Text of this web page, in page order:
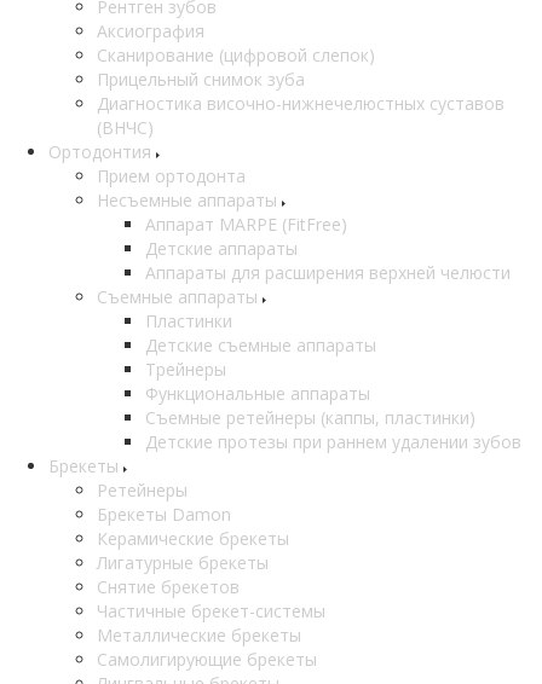
Рентген зубов
Аксиография
Сканирование (цифровой слепок)
Прицельный снимок зуба
Диагностика височно-нижнечелюстных суставов
(ВНЧС)
Ортодонтия
Прием ортодонта
Несъемные аппараты
Аппарат MARPE (FitFree)
Детские аппараты
Аппараты для расширения верхней челюсти
Съемные аппараты
Пластинки
Детские съемные аппараты
Трейнеры
Функциональные аппараты
Съемные ретейнеры (каппы, пластинки)
Детские протезы при раннем удалении зубов
Брекеты
Ретейнеры
Брекеты Damon
Керамические брекеты
Лигатурные брекеты
Снятие брекетов
Частичные брекет-системы
Металлические брекеты
Самолигирующие брекеты